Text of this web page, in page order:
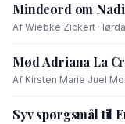
Mindeord om
Af Wiebke Zickert ·
Mød Adriana La
Af Kirsten Marie Juel
Syv spørgsmål til